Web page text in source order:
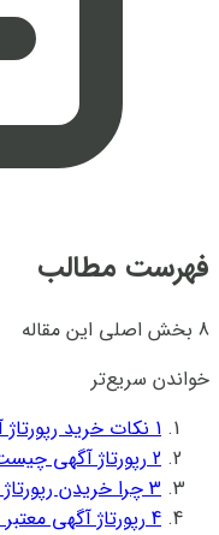
فهرست مطالب
8 بخش اصلی این مقاله
خواندن سریع‌تر
1 نکات خرید
2 رپورتاژ آگهی
3 چرا خریدن
4 رپورتاژ آگهی